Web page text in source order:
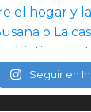
Seguir en